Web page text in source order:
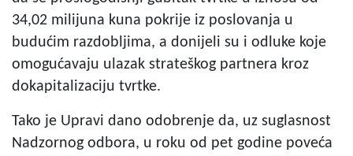
34,02 milijuna kuna pokrije iz poslovanja u
budućim razdobljima, a donijeli su i odluke koje
omogućavaju ulazak strateškog partnera kroz
dokapitalizaciju tvrtke.
Tako je Upravi dano odobrenje da, uz suglasnost
Nadzornog odbora, u roku od pet godine poveća